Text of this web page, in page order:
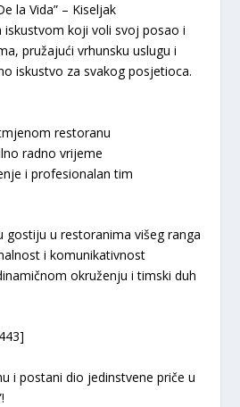
la Vida” – Kiseljak
iskustvom koji voli svoj posao i
pružajući vrhunsku uslugu i
iskustvo za svakog posjetioca.
restoranu
radno vrijeme
i profesionalan tim
gostiju u restoranima višeg ranga
i komunikativnost
okruženju i timski duh
i postani dio jedinstvene priče u